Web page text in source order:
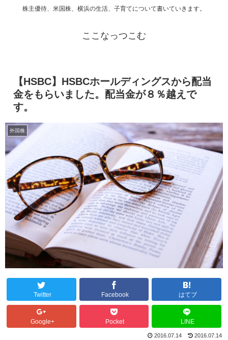
株主優待、米国株、横浜の生活、子育てについて書いていきます。
ここなっつこむ
【HSBC】HSBCホールディングスから配当
金をもらいました。配当金が８％越えで
す。
外国株
Twitter Facebook はてブ
Google+ Pocket LINE
2016.07.14 2016.07.14